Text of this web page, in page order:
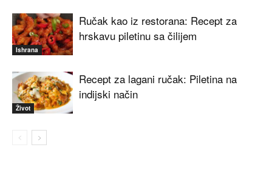
Ishrana
Ručak kao iz restorana: Recept za
hrskavu piletinu sa čilijem
Život
Recept za lagani ručak: Piletina na
indijski način